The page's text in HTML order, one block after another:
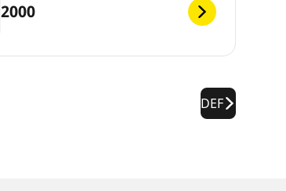
2000
DEF